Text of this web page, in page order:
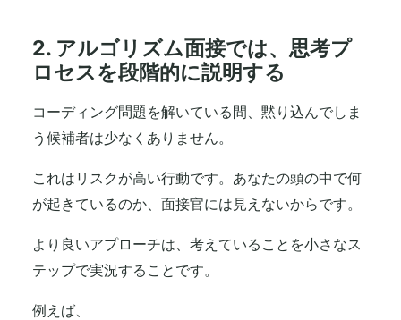
2. アルゴリズム面接では、思考プ
ロセスを段階的に説明する
コーディング問題を解いている間、黙り込んでしま
う候補者は少なくありません。
これはリスクが高い行動です。あなたの頭の中で何
が起きているのか、面接官には見えないからです。
より良いアプローチは、考えていることを小さなス
テップで実況することです。
例えば、